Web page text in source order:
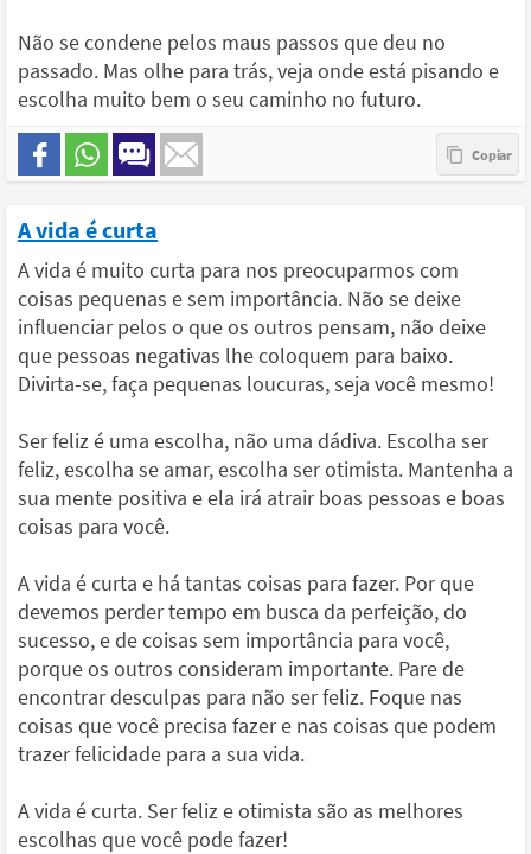
Não se condene pelos maus passos que deu no
passado. Mas olhe para trás, veja onde está pisando e
escolha muito bem o seu caminho no futuro.
A vida é curta
A vida é muito curta para nos preocuparmos com
coisas pequenas e sem importância. Não se deixe
influenciar pelos o que os outros pensam, não deixe
que pessoas negativas lhe coloquem para baixo.
Divirta-se, faça pequenas loucuras, seja você mesmo!
Ser feliz é uma escolha, não uma dádiva. Escolha ser
feliz, escolha se amar, escolha ser otimista. Mantenha a
sua mente positiva e ela irá atrair boas pessoas e boas
coisas para você.
A vida é curta e há tantas coisas para fazer. Por que
devemos perder tempo em busca da perfeição, do
sucesso, e de coisas sem importância para você,
porque os outros consideram importante. Pare de
encontrar desculpas para não ser feliz. Foque nas
coisas que você precisa fazer e nas coisas que podem
trazer felicidade para a sua vida.
A vida é curta. Ser feliz e otimista são as melhores
escolhas que você pode fazer!